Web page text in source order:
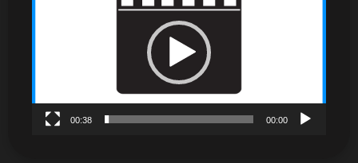
00:00
00:38